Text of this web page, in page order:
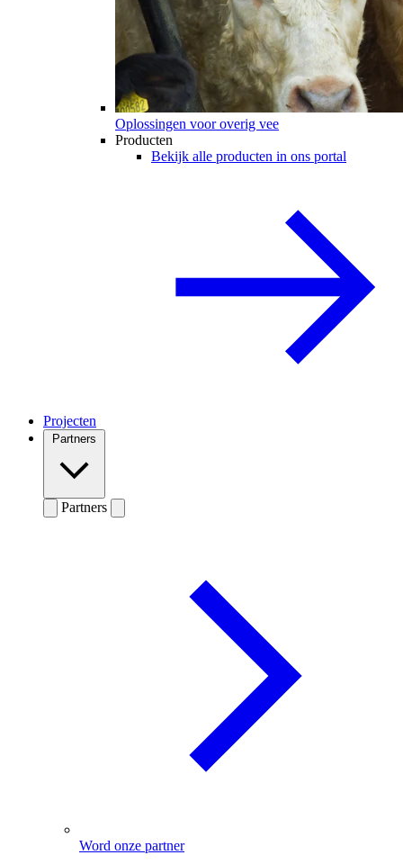
Oplossingen voor overig vee
Producten
Bekijk alle producten in ons portal
Projecten
Partners
Partners
Word onze partner